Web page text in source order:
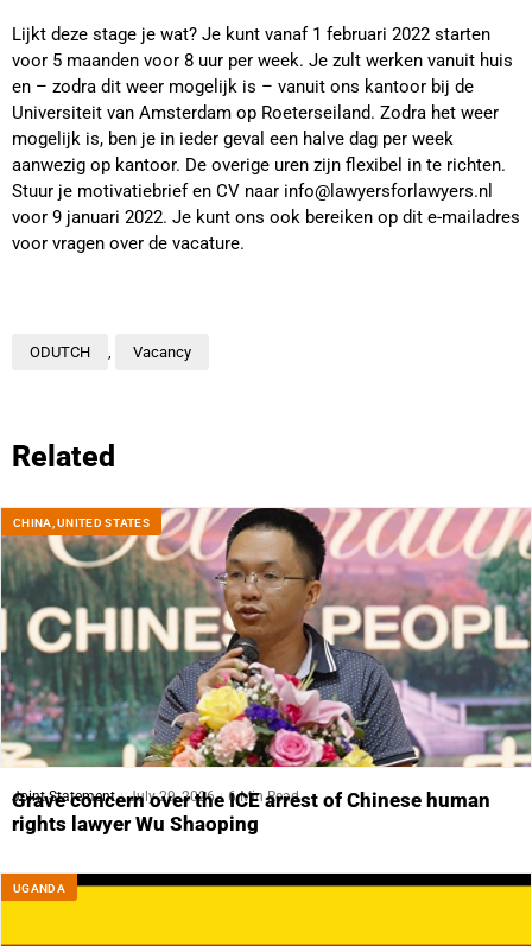
Lijkt deze stage je wat? Je kunt vanaf 1 februari 2022 starten
voor 5 maanden voor 8 uur per week. Je zult werken vanuit huis
en – zodra dit weer mogelijk is – vanuit ons kantoor bij de
Universiteit van Amsterdam op Roeterseiland. Zodra het weer
mogelijk is, ben je in ieder geval een halve dag per week
aanwezig op kantoor. De overige uren zijn flexibel in te richten.
Stuur je motivatiebrief en CV naar info@lawyersforlawyers.nl
voor 9 januari 2022. Je kunt ons ook bereiken op dit e-mailadres
voor vragen over de vacature.
ODUTCH Vacancy
Related
CHINA,UNITED STATES
Joint Statement July 29, 2026 6 Min Read
Grave concern over the ICE arrest of Chinese human
rights lawyer Wu Shaoping
UGANDA